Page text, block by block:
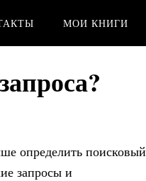
МОИ КНИГИ
определить поисковый
запросы и